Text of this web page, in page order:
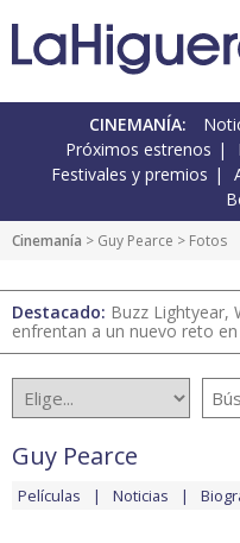
CINEMANÍA:
Próximos estrenos
Festivales y premios
Cinemanía > Guy Pearce > Fotos
Destacado: Buzz Lightyear,
enfrentan a un nuevo reto
Guy Pearce
Películas Noticias